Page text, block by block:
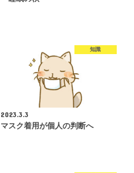
知識
2023.3.3
マスク着用が個人の判断へ